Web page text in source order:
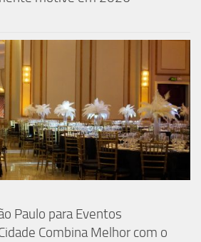
Paulo para Eventos
Combina Melhor com o